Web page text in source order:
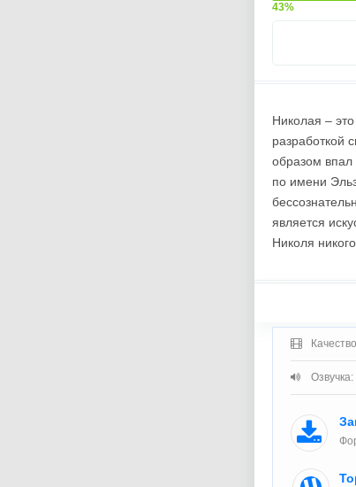
43%
Николая –
разработкой
образом
по имени
является
Николя никого